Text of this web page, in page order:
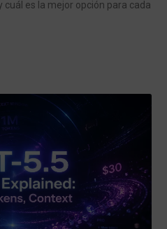
cuál es la mejor opción para cada